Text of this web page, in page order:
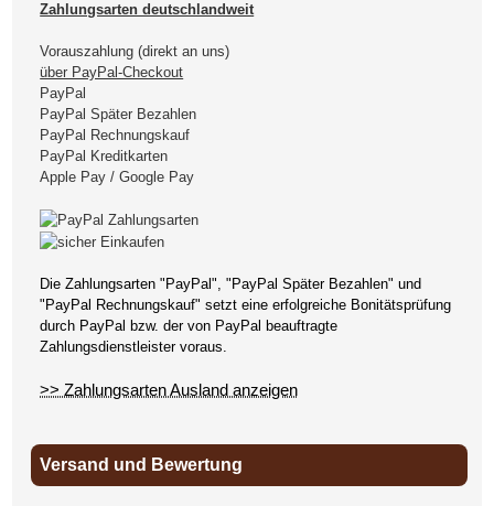
Zahlungsarten deutschlandweit
Vorauszahlung (direkt an uns)
über PayPal-Checkout
PayPal
PayPal Später Bezahlen
PayPal Rechnungskauf
PayPal Kreditkarten
Apple Pay / Google Pay
Die Zahlungsarten "PayPal", "PayPal Später Bezahlen" und
"PayPal Rechnungskauf" setzt eine erfolgreiche Bonitätsprüfung
durch PayPal bzw. der von PayPal beauftragte
Zahlungsdienstleister voraus.
>> Zahlungsarten Ausland anzeigen
Versand und Bewertung